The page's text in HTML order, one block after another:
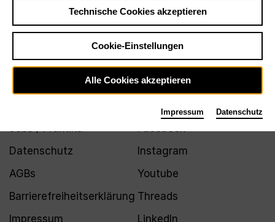
Jobs / Praktika
Datenschutz
AGBs
Barrierefreiheitserklärung
Impressum
Facebook
Instagram
Youtube
Threads
LinkedIn
Technische Cookies akzeptieren
Cookie-Einstellungen
Alle Cookies akzeptieren
Impressum Datenschutz